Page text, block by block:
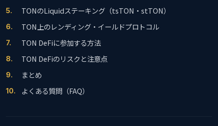
TONのLiquidステーキング（tsTON・stTON）
TON上のレンディング・イールドプロトコル
TON DeFiに参加する方法
TON DeFiのリスクと注意点
まとめ
よくある質問（FAQ）